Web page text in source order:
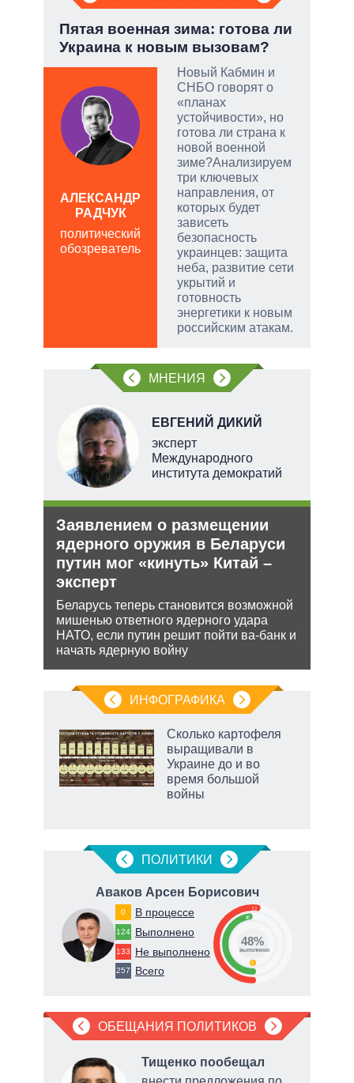
Пятая военная зима: готова ли
Украина к новым вызовам?
Новый Кабмин и
СНБО говорят о
«планах
устойчивости», но
готова ли страна к
новой военной
зиме?Анализируем
три ключевых
направления, от
которых будет
зависеть
безопасность
украинцев: защита
неба, развитие сети
укрытий и
готовность
энергетики к новым
российским атакам.
АЛЕКСАНДР
РАДЧУК
политический
обозреватель
МНЕНИЯ
ЕВГЕНИЙ ДИКИЙ
эксперт
Международного
института демократий
Заявлением о размещении
ядерного оружия в Беларуси
путин мог «кинуть» Китай –
эксперт
Беларусь теперь становится возможной
мишенью ответного ядерного удара
НАТО, если путин решит пойти ва-банк и
начать ядерную войну
ИНФОГРАФИКА
Сколько картофеля
выращивали в
Украине до и во
время большой
войны
ПОЛИТИКИ
Аваков Арсен Борисович
0 В процессе
124 Выполнено
133 Не выполнено
257 Всего
52
48
0
48%
выполнено
ОБЕЩАНИЯ ПОЛИТИКОВ
Тищенко пообещал